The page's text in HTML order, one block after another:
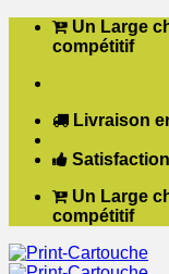
Passer Un Large
compétitif
Livraison
Un Large
compétitif